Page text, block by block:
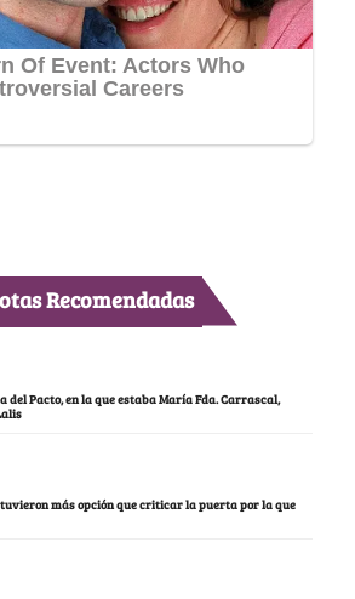
Recomendadas
del Pacto, en la que estaba María Fda. Carrascal,
tuvieron más opción que criticar la puerta por la que